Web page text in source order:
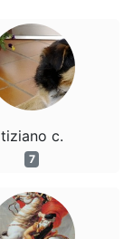
tiziano c.
7